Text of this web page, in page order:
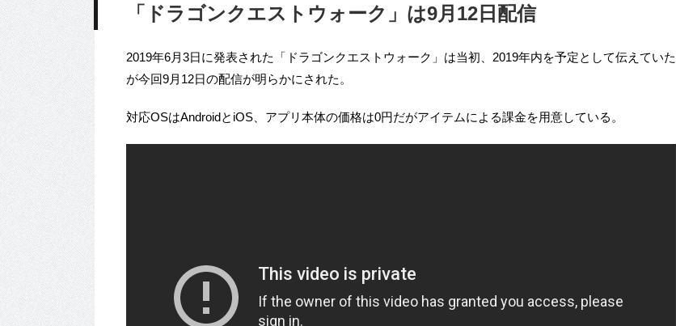
「ドラゴンクエストウォーク」は9月12日配信
2019年6月3日に発表された「ドラゴンクエストウォーク」は当初、2019年内を予定として伝えていた
が今回9月12日の配信が明らかにされた。
対応OSはAndroidとiOS、アプリ本体の価格は0円だがアイテムによる課金を用意している。